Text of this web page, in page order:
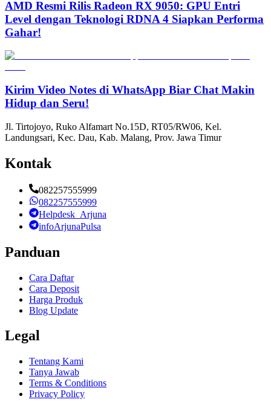
AMD Resmi Rilis Radeon RX 9050: GPU Entri
Level dengan Teknologi RDNA 4 Siapkan Performa
Gahar!
Kirim Video Notes di WhatsApp Biar Chat Makin
Hidup dan Seru!
Jl. Tirtojoyo, Ruko Alfamart No.15D, RT05/RW06, Kel.
Landungsari, Kec. Dau, Kab. Malang, Prov. Jawa Timur
Kontak
082257555999
082257555999
Helpdesk_Arjuna
infoArjunaPulsa
Panduan
Cara Daftar
Cara Deposit
Harga Produk
Blog Update
Legal
Tentang Kami
Tanya Jawab
Terms & Conditions
Privacy Policy